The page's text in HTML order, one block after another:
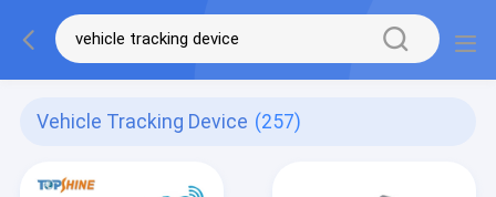
Vehicle Tracking Device (257)